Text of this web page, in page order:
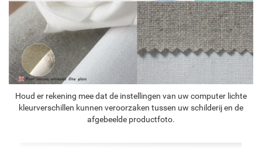
Houd er rekening mee dat de instellingen van uw computer lichte
kleurverschillen kunnen veroorzaken tussen uw schilderij en de
afgebeelde productfoto.